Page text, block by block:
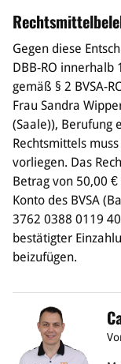
Allgemeines
Projekte
Bildung
Info
Trainerwesen
Bildungsnetzwerk
Schiedsrichterwesen
Bildungsangebote im BVSA
Externe Bildungsangebote
Downloads
Turnier- & Campbörse
FAQ
Gegen diese
DBB-RO innerhalb
gemäß § 2 BVSA-
Frau Sandra
(Saale)), Berufung
Rechtsmittels
vorliegen. Das
Betrag von 50,00 €
Konto des BVSA
3762 0388 0119
bestätigter
beizufügen.